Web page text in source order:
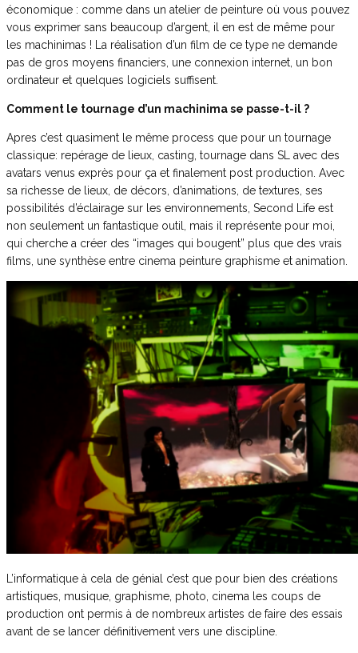
économique : comme dans un atelier de peinture où vous pouvez
vous exprimer sans beaucoup d’argent, il en est de même pour
les machinimas ! La réalisation d’un film de ce type ne demande
pas de gros moyens financiers, une connexion internet, un bon
ordinateur et quelques logiciels suffisent.
Comment le tournage d’un machinima se passe-t-il ?
Apres c’est quasiment le même process que pour un tournage
classique: repérage de lieux, casting, tournage dans SL avec des
avatars venus exprès pour ça et finalement post production. Avec
sa richesse de lieux, de décors, d’animations, de textures, ses
possibilités d’éclairage sur les environnements, Second Life est
non seulement un fantastique outil, mais il représente pour moi,
qui cherche a créer des “images qui bougent” plus que des vrais
films, une synthèse entre cinema peinture graphisme et animation.
L’informatique à cela de génial c’est que pour bien des créations
artistiques, musique, graphisme, photo, cinema les coups de
production ont permis à de nombreux artistes de faire des essais
avant de se lancer définitivement vers une discipline.